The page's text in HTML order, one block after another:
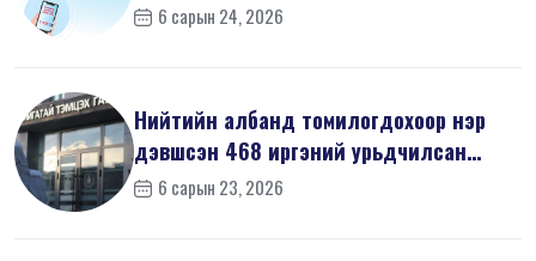
6 сарын 24, 2026
Нийтийн албанд томилогдохоор нэр
дэвшсэн 468 иргэний урьдчилсан
мэдүүл...
6 сарын 23, 2026